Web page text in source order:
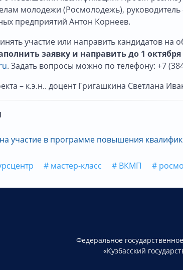
молодежи (Росмолодежь),
предприятий Антон Корнеев.
участие или направить кандидатов на
заявку и направить до 1 октября
. Задать вопросы можно по телефону: +7
– к.э.н.. доцент Григашкина Светлана
участие в программе повышения
# мастер-класс # ВКМП #
Федеральное
«Кузбасский